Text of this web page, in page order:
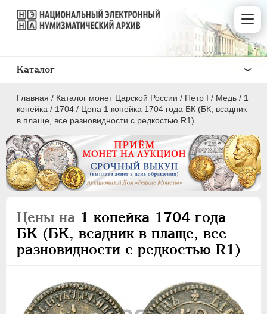
Главная / Каталог монет Царской России / Пeтр I / Медь / 1
копейка / 1704 / Цена 1 копейка 1704 года БК (БК, всадник
в плаще, все разновидности с редкостью R1)
Цены на 1 копейка 1704 года
БК (БК, всадник в плаще, все
разновидности с редкостью R1)
Каталог
ПEТР I 1699 - 1725
Серебро
Медь
5 копеек
Полушка